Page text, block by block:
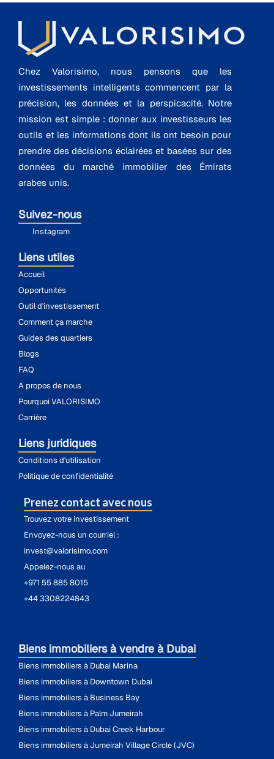
Chez Valorisimo, nous pensons que les
investissements intelligents commencent par la
précision, les données et la perspicacité. Notre
mission est simple : donner aux investisseurs les
outils et les informations dont ils ont besoin pour
prendre des décisions éclairées et basées sur des
données du marché immobilier des Émirats
arabes unis.
Suivez-nous
Instagram
Liens utiles
Accueil
Opportunités
Outil d'investissement
Comment ça marche
Guides des quartiers
Blogs
FAQ
A propos de nous
Pourquoi VALORISIMO
Carrière
Liens juridiques
Conditions d'utilisation
Politique de confidentialité
Prenez contact avec nous
Trouvez votre investissement
Envoyez-nous un courriel :
invest@valorisimo.com
Appelez-nous au
+971 55 885 8015
+44 3308224843
Biens immobiliers à vendre à Dubai
Biens immobiliers à Dubai Marina
Biens immobiliers à Downtown Dubai
Biens immobiliers à Business Bay
Biens immobiliers à Palm Jumeirah
Biens immobiliers à Dubai Creek Harbour
Biens immobiliers à Jumeirah Village Circle (JVC)